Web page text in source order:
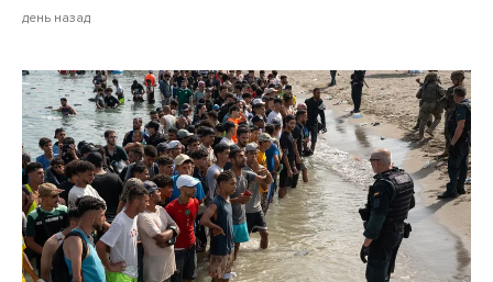
день назад